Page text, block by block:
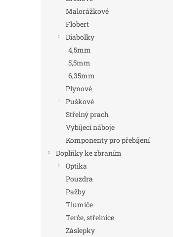
Malorážkové
Flobert
Diabolky
4,5mm
5,5mm
6,35mm
Plynové
Puškové
Střelný prach
Vybíjecí náboje
Komponenty pro přebíjení
Doplňky ke zbraním
Optika
Pouzdra
Pažby
Tlumiče
Terče, střelnice
Záslepky